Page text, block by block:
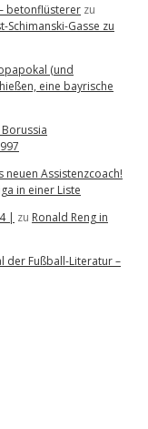
betonflüsterer zu
Gasse zu
(und
eine bayrische
neuen Assistenzcoach!
in einer Liste
| zu Ronald Reng in
der Fußball-Literatur –